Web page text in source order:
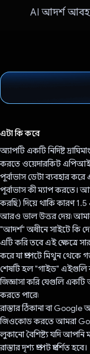
AI আদর্শ
এটা কি করে
অ্যাপটি একটি নির্দিষ্ট
করতে ওয়েদারকিট এপিআই
পূর্বাভাস ডেটা ব্যবহার করে
পূর্বাভাস কী ম্যাপ করতে।
করছি) দিয়ে থাকি কারণ
আরও ভাল উত্তর দেয়৷
"আদর্শ" অধীনে সাইটে কি
এটি করি তবে এই ক্ষেত্রে
করে যা প্রম্পটে মিথুন থেকে
শেষটি হল "গাইড" এইগুলি
জিজ্ঞাসা করি যেগুলি একটি
করতে পারে৷
রাস্তার ঠিকানা বা
জিওকোড করতে আমরা
লুকানো বৈশিষ্ট্য যদি আপনি
রাস্তার দৃশ্য প্রম্পট প্রদর্শিত হবে।